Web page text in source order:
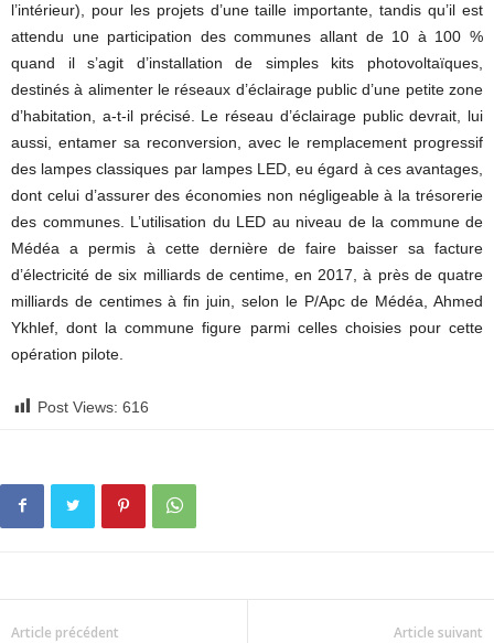
l’intérieur), pour les projets d’une taille importante, tandis qu’il est
attendu une participation des communes allant de 10 à 100 %
quand il s’agit d’installation de simples kits photovoltaïques,
destinés à alimenter le réseaux d’éclairage public d’une petite zone
d’habitation, a-t-il précisé. Le réseau d’éclairage public devrait, lui
aussi, entamer sa reconversion, avec le remplacement progressif
des lampes classiques par lampes LED, eu égard à ces avantages,
dont celui d’assurer des économies non négligeable à la trésorerie
des communes. L’utilisation du LED au niveau de la commune de
Médéa a permis à cette dernière de faire baisser sa facture
d’électricité de six milliards de centime, en 2017, à près de quatre
milliards de centimes à fin juin, selon le P/Apc de Médéa, Ahmed
Ykhlef, dont la commune figure parmi celles choisies pour cette
opération pilote.
Post Views: 616
Article précédent Article suivant